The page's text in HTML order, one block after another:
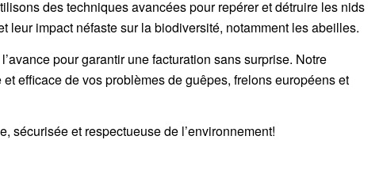
des techniques avancées pour repérer et détruire les nids
leur impact néfaste sur la biodiversité, notamment les abeilles.
pour garantir une facturation sans surprise. Notre
efficace de vos problèmes de guêpes, frelons européens et
sécurisée et respectueuse de l’environnement!